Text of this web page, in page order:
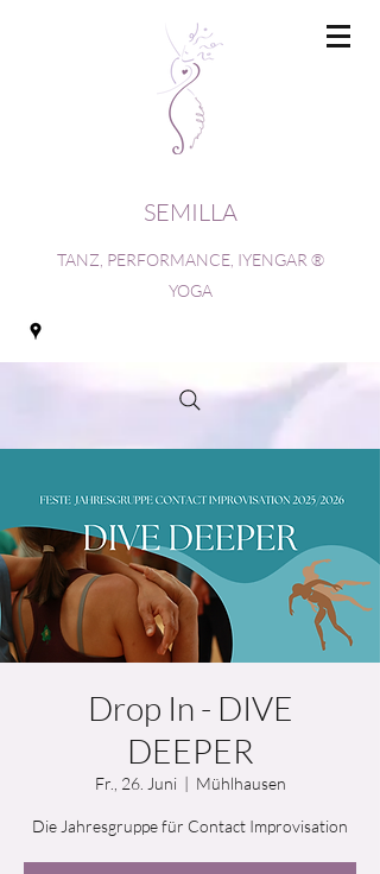
SEMILLA
TANZ, PERFORMANCE, IYENGAR ®
YOGA
Drop In - DIVE
DEEPER
Fr., 26. Juni
  |
Mühlhausen
Die Jahresgruppe für Contact Improvisation